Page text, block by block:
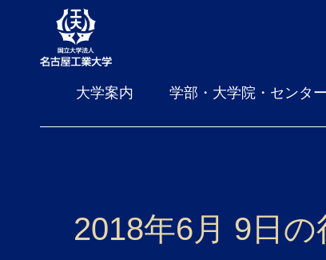
大学案内 学部・大学院・センター
2018年6月 9日の